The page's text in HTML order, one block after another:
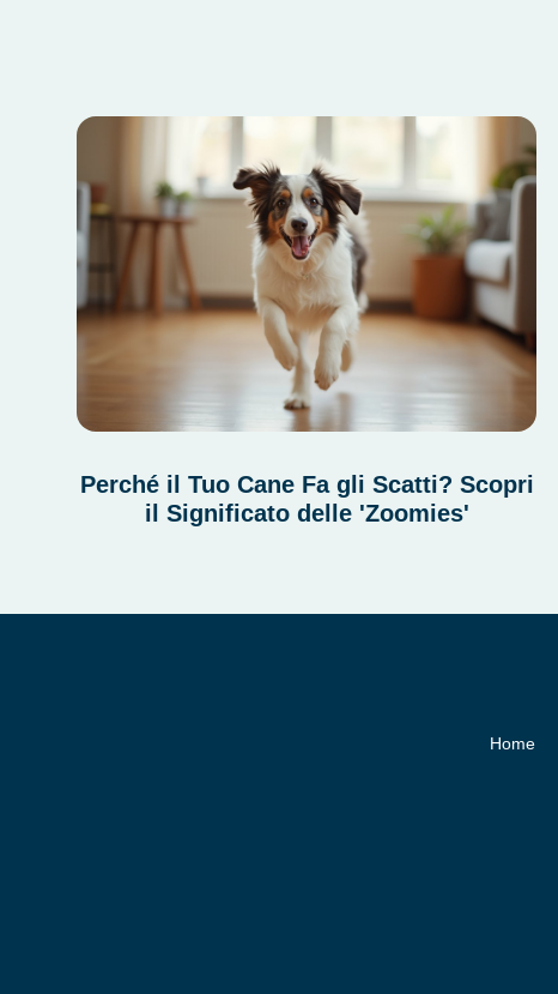
Perché il Tuo Cane Fa gli Scatti? Scopri
il Significato delle 'Zoomies'
Home